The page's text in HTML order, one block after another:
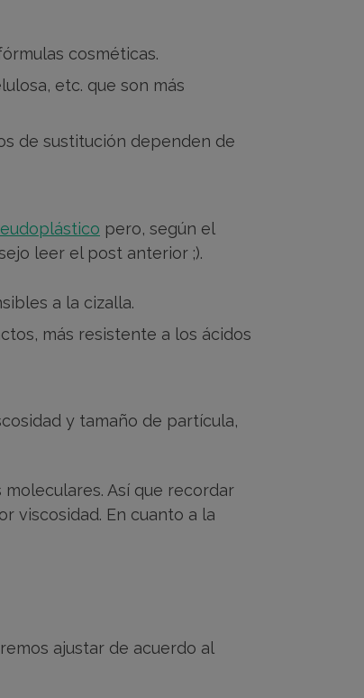
cosméticas.
etc. que son más
de sustitución dependen de
pero, según el
leer el post anterior ;).
a la cizalla.
más resistente a los ácidos
y tamaño de partícula,
Así que recordar
viscosidad. En cuanto a la
ajustar de acuerdo al